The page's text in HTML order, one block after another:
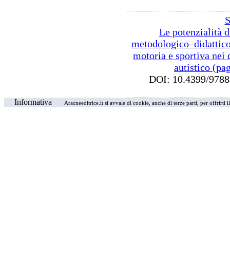
Le potenzialità
motoria e sportiva nei
autistico
DOI: 10.4399/
Informativa Aracneeditrice.it si avvale di cookie, anche di terze parti, per